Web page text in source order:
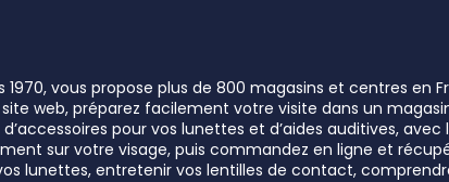
vous propose plus de 800 magasins et centres en
web, préparez facilement votre visite dans un
pour vos lunettes et d’aides auditives,
sur votre visage, puis commandez en ligne et
lunettes, entretenir vos lentilles de contact,